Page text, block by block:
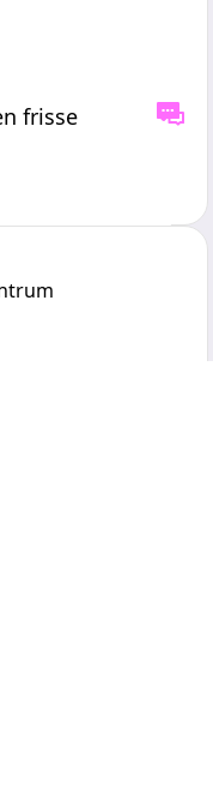
frisse
Lees meer